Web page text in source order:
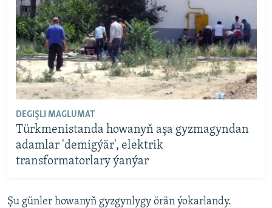
DEGIŞLI MAGLUMAT
Türkmenistanda howanyň aşa gyzmagyndan
adamlar 'demigýär', elektrik
transformatorlary ýanýar
Şu günler howanyň gyzgynlygy örän ýokarlandy.